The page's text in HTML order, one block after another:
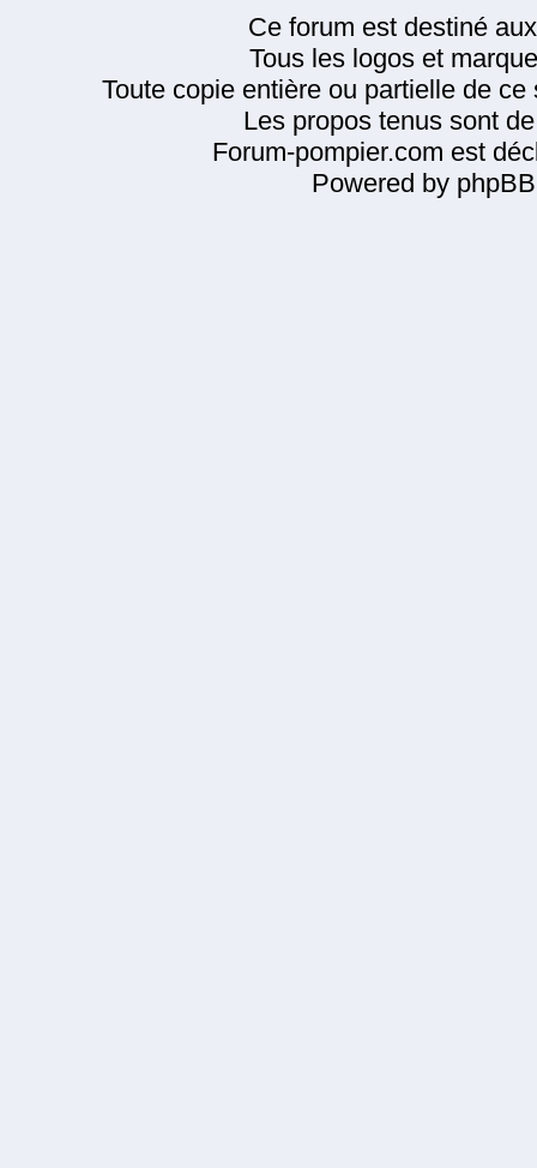
Ce forum est destiné
Tous les logos et
Toute copie entière ou partielle de
Les propos tenus sont
Forum-pompier.com est
Powered by